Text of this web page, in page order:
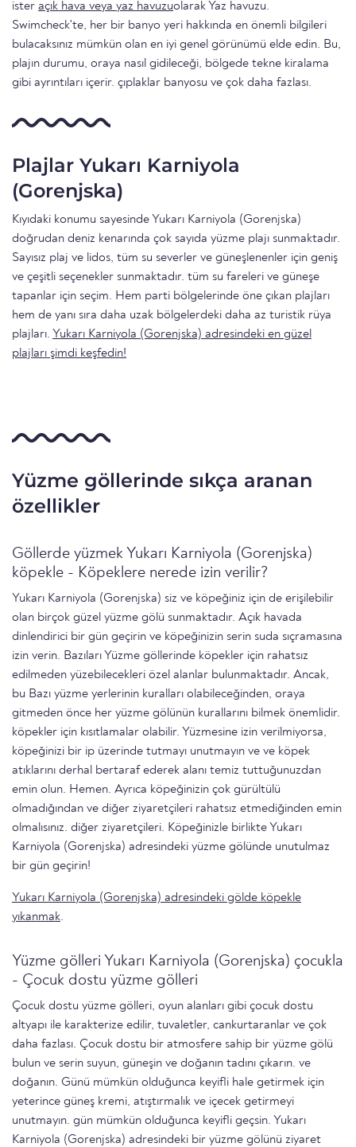
ister açık hava veya yaz havuzuolarak Yaz havuzu.
Swimcheck'te, her bir banyo yeri hakkında en önemli bilgileri
bulacaksınız mümkün olan en iyi genel görünümü elde edin. Bu,
plajın durumu, oraya nasıl gidileceği, bölgede tekne kiralama
gibi ayrıntıları içerir. çıplaklar banyosu ve çok daha fazlası.
Plajlar Yukarı Karniyola
(Gorenjska)
Kıyıdaki konumu sayesinde Yukarı Karniyola (Gorenjska)
doğrudan deniz kenarında çok sayıda yüzme plajı sunmaktadır.
Sayısız plaj ve lidos, tüm su severler ve güneşlenenler için geniş
ve çeşitli seçenekler sunmaktadır. tüm su fareleri ve güneşe
tapanlar için seçim. Hem parti bölgelerinde öne çıkan plajları
hem de yanı sıra daha uzak bölgelerdeki daha az turistik rüya
plajları. Yukarı Karniyola (Gorenjska) adresindeki en güzel
plajları şimdi keşfedin!
Yüzme göllerinde sıkça aranan
özellikler
Göllerde yüzmek Yukarı Karniyola (Gorenjska)
köpekle - Köpeklere nerede izin verilir?
Yukarı Karniyola (Gorenjska) siz ve köpeğiniz için de erişilebilir
olan birçok güzel yüzme gölü sunmaktadır. Açık havada
dinlendirici bir gün geçirin ve köpeğinizin serin suda sıçramasına
izin verin. Bazıları Yüzme göllerinde köpekler için rahatsız
edilmeden yüzebilecekleri özel alanlar bulunmaktadır. Ancak,
bu Bazı yüzme yerlerinin kuralları olabileceğinden, oraya
gitmeden önce her yüzme gölünün kurallarını bilmek önemlidir.
köpekler için kısıtlamalar olabilir. Yüzmesine izin verilmiyorsa,
köpeğinizi bir ip üzerinde tutmayı unutmayın ve ve köpek
atıklarını derhal bertaraf ederek alanı temiz tuttuğunuzdan
emin olun. Hemen. Ayrıca köpeğinizin çok gürültülü
olmadığından ve diğer ziyaretçileri rahatsız etmediğinden emin
olmalısınız. diğer ziyaretçileri. Köpeğinizle birlikte Yukarı
Karniyola (Gorenjska) adresindeki yüzme gölünde unutulmaz
bir gün geçirin!
Yukarı Karniyola (Gorenjska) adresindeki gölde köpekle
yıkanmak.
Yüzme gölleri Yukarı Karniyola (Gorenjska) çocukla
- Çocuk dostu yüzme gölleri
Çocuk dostu yüzme gölleri, oyun alanları gibi çocuk dostu
altyapı ile karakterize edilir, tuvaletler, cankurtaranlar ve çok
daha fazlası. Çocuk dostu bir atmosfere sahip bir yüzme gölü
bulun ve serin suyun, güneşin ve doğanın tadını çıkarın. ve
doğanın. Günü mümkün olduğunca keyifli hale getirmek için
yeterince güneş kremi, atıştırmalık ve içecek getirmeyi
unutmayın. gün mümkün olduğunca keyifli geçsin. Yukarı
Karniyola (Gorenjska) adresindeki bir yüzme gölünü ziyaret